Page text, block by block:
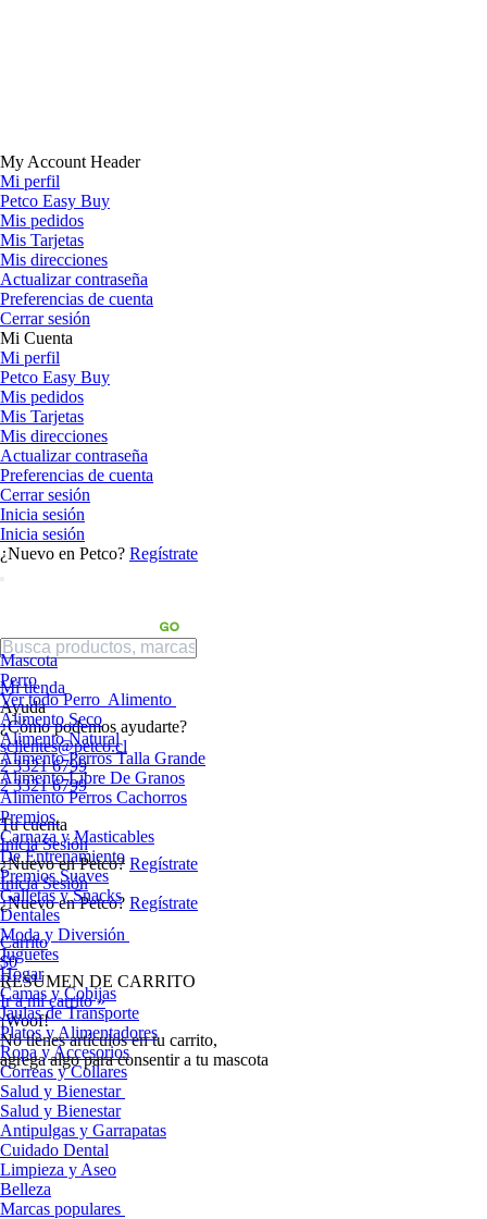
My Account Header
Mi perfil
Petco Easy Buy
Mis pedidos
Mis Tarjetas
Mis direcciones
Actualizar contraseña
Preferencias de cuenta
Cerrar sesión
Mi Cuenta
Mi perfil
Petco Easy Buy
Mis pedidos
Mis Tarjetas
Mis direcciones
Actualizar contraseña
Preferencias de cuenta
Cerrar sesión
Inicia sesión
Inicia sesión
¿Nuevo en Petco? Regístrate
Mi tienda
Ayuda
¿Cómo podemos ayudarte?
sclientes@petco.cl
2 3321 6799
2 3321 6799
Tu cuenta
Inicia Sesión
¿Nuevo en Petco? Regístrate
Inicia Sesión
¿Nuevo en Petco? Regístrate
Carrito
$0
RESUMEN DE CARRITO
Ir a mi carrito »
¡Woof!
No tíenes artículos en tu carrito,
agrega algo para consentir a tu mascota
Mascota
Perro
Ver todo Perro Alimento
Alimento Seco
Alimento Natural
Alimento Perros Talla Grande
Alimento Libre De Granos
Alimento Perros Cachorros
Premios
Carnaza y Masticables
De Entrenamiento
Premios Suaves
Galletas y Snacks
Dentales
Moda y Diversión
Juguetes
Hogar
Camas y Cobijas
Jaulas de Transporte
Platos y Alimentadores
Ropa y Accesorios
Correas y Collares
Salud y Bienestar
Salud y Bienestar
Antipulgas y Garrapatas
Cuidado Dental
Limpieza y Aseo
Belleza
Marcas populares